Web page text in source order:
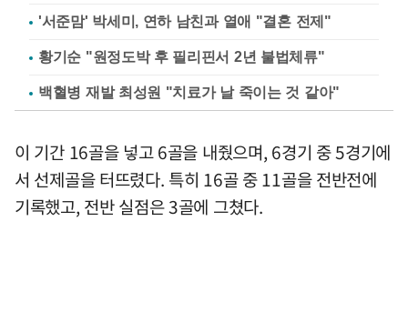
'서준맘' 박세미, 연하 남친과 열애 "결혼 전제"
황기순 "원정도박 후 필리핀서 2년 불법체류"
백혈병 재발 최성원 "치료가 날 죽이는 것 같아"
이 기간 16골을 넣고 6골을 내줬으며, 6경기 중 5경기에
서 선제골을 터뜨렸다. 특히 16골 중 11골을 전반전에
기록했고, 전반 실점은 3골에 그쳤다.